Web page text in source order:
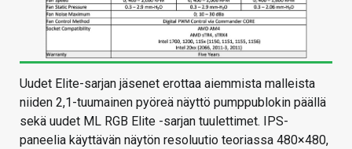
Uudet Elite-sarjan jäsenet erottaa aiemmista malleista
niiden 2,1-tuumainen pyöreä näyttö pumppublokin päällä
sekä uudet ML RGB Elite -sarjan tuulettimet. IPS-
paneelia käyttävän näytön resoluutio teoriassa 480×480,